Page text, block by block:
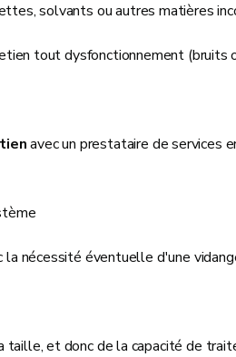
solvants ou autres matières
tout dysfonctionnement (bruits
avec un prestataire de services
nécessité éventuelle d'une
et donc de la capacité de